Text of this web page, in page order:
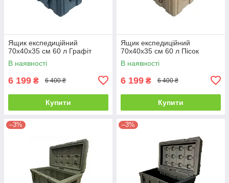
Ящик експедиційний
70х40х35 см 60 л Графіт
В наявності
6 199 ₴ 6 400 ₴
Купити
Ящик експедиційний
70х40х35 см 60 л Пісок
В наявності
6 199 ₴ 6 400 ₴
Купити
–3% –3%